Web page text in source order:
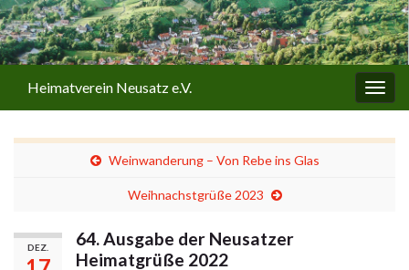
Heimatverein Neusatz e.V.
Weinwanderung – Von Rebe ins Glas
Weihnachstgrüße 2023
DEZ.
64. Ausgabe der Neusatzer
Heimatgrüße 2022